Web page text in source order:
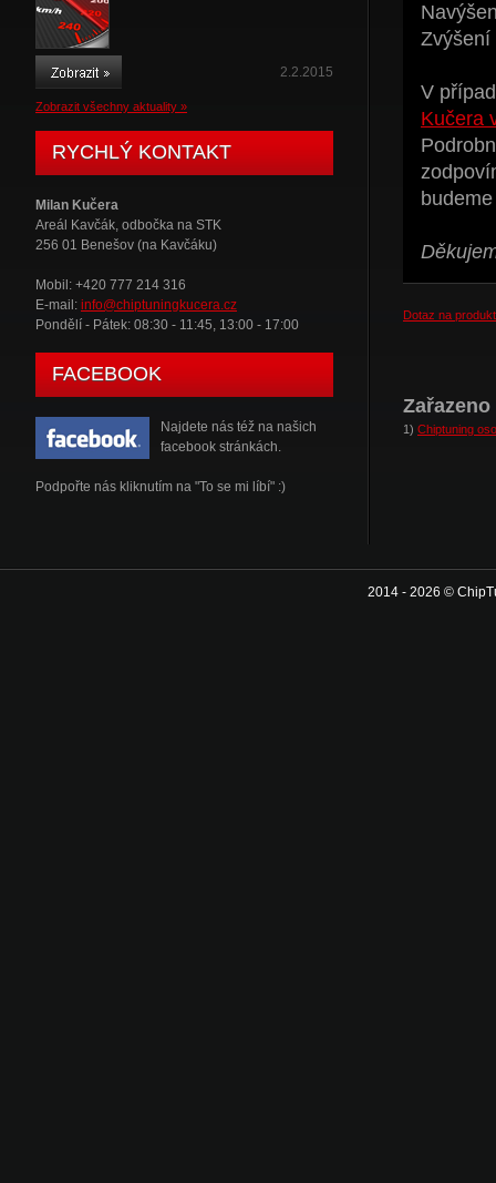
2.2.2015
Zobrazit všechny aktuality »
RYCHLÝ KONTAKT
Milan Kučera
Areál Kavčák, odbočka na STK
256 01 Benešov (na Kavčáku)
Mobil: +420 777 214 316
E-mail: info@chiptuningkucera.cz
Pondělí - Pátek: 08:30 - 11:45, 13:00 - 17:00
FACEBOOK
Najdete nás též na našich
facebook stránkách.
Podpořte nás kliknutím na "To se mi líbí" :)
Zvýšení
V
Kučera
Dotaz na produkt
1) Chiptuning
2014 - 2026 ©